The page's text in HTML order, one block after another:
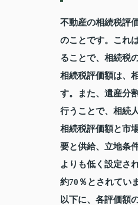
不動産の相続税評
のことです。これ
ることで、相続税
相続税評価額は、
す。また、遺産分
行うことで、相続
相続税評価額と市
要と供給、立地条
よりも低く設定さ
約70％とされてい
以下に、各評価額